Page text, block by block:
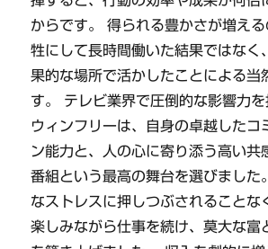
からです。 得られる豊かさが増え
牲にして長時間働いた結果ではなく
果的な場所で活かしたことによる当
す。 テレビ業界で圧倒的な影響力を
ウィンフリーは、自身の卓越したコ
ン能力と、人の心に寄り添う高い共
番組という最高の舞台を選びました
なストレスに押しつぶされることな
楽しみながら仕事を続け、莫大な富